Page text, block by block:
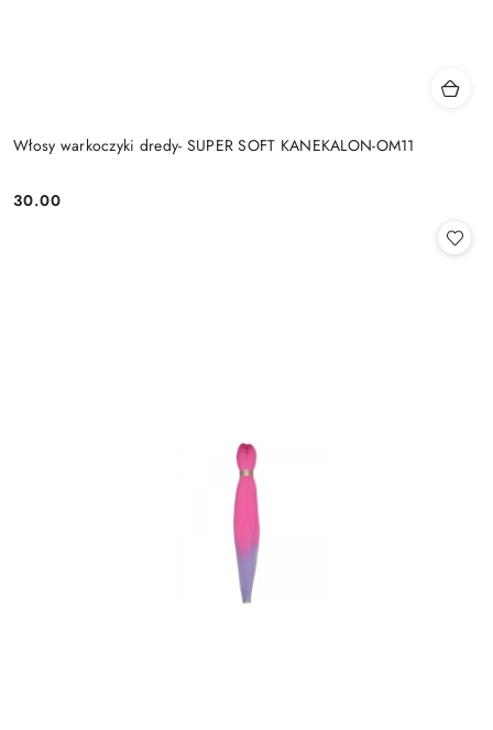
Włosy warkoczyki dredy- SUPER SOFT KANEKALON-OM11
Cena:
30.00